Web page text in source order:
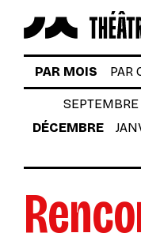
LES SPECTACLES
AUTOUR DES
LE THÉÂTRE
ACTUALITÉS
BILLETTERIE
VOTRE VENUE AU
PAR MOIS PAR
SEPTEMBRE
DÉCEMBRE